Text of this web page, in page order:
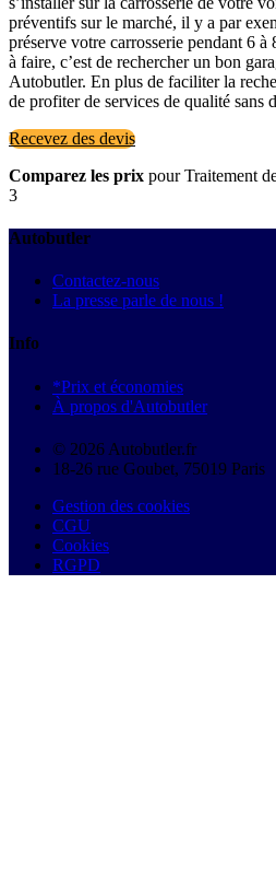
préventifs sur le marché, il y a par
préserve votre carrosserie pendant 6
à faire, c’est de rechercher un bon
Autobutler. En plus de faciliter la
de profiter de services de qualité sans
Recevez des devis
Comparez les prix pour Traitement
3
Autobutler
Contactez-nous
La presse parle de nous !
Info
*Prix et économies
À propos d'Autobutler
© 2026 Autobutler.fr
18-26 rue Goubet, 75019 Paris
Gestion des cookies
CGU
Cookies
RGPD